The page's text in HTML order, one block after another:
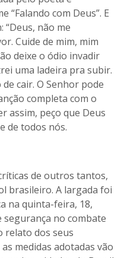
“Falando com Deus”. E
“Deus, não me
Cuide de mim, mim
deixe o ódio invadir
uma ladeira pra subir.
cair. O Senhor pode
completa com o
assim, peço que Deus
de todos nós.
de outros tantos,
brasileiro. A largada foi
na quinta-feira, 18,
segurança no combate
relato dos seus
medidas adotadas vão